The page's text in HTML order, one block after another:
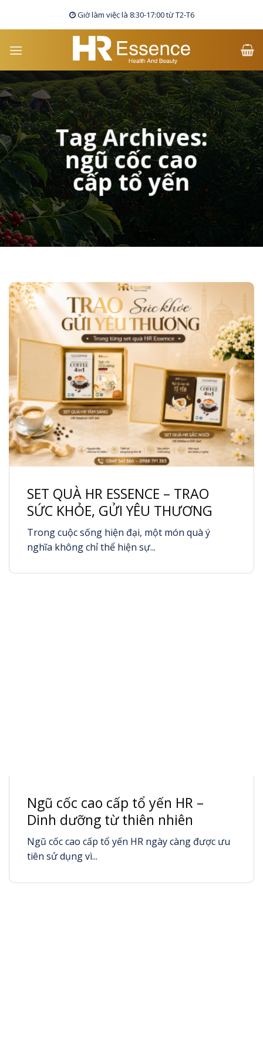
Giờ làm việc là 8:30-17:00 từ T2-T6
Tag Archives:
ngũ cốc cao
cấp tổ yến
SET QUÀ HR ESSENCE – TRAO
SỨC KHỎE, GỬI YÊU THƯƠNG
Trong cuộc sống hiện đại, một món quà ý
nghĩa không chỉ thể hiện sự...
Ngũ cốc cao cấp tổ yến HR –
Dinh dưỡng từ thiên nhiên
Ngũ cốc cao cấp tổ yến HR ngày càng được ưu
tiên sử dụng vì...